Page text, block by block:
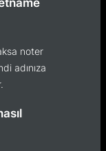
noter
adınıza